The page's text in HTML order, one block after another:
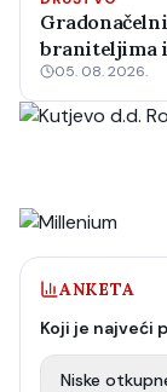
braniteljima
05. 08. 2026.
ANKETA
Koji je najveći
Niske